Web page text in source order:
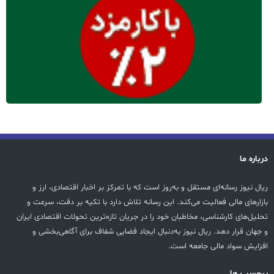
درباره ما
ریال نیوز رسانه‌ای مستقل و به‌روز است که با تمرکز بر اخبار اقتصادی، ارز و
بازارهای مالی فعالیت می‌کند. این رسانه تلاش دارد با تکیه بر دقت، سرعت و
تحلیل‌های کارشناسی، مخاطبان خود را در جریان تازه‌ترین تحولات اقتصادی ایران
و جهان قرار دهد. ریال نیوز به‌دنبال ایجاد فضایی شفاف برای آگاهی‌بخشی و
افزایش سواد مالی جامعه است.